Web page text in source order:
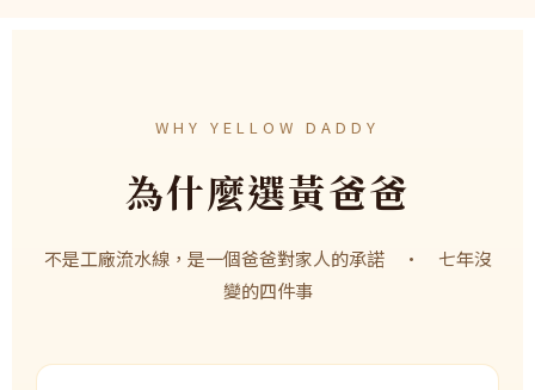
WHY YELLOW DADDY
為什麼選黃爸爸
不是工廠流水線，是一個爸爸對家人的承諾 · 七年沒
變的四件事